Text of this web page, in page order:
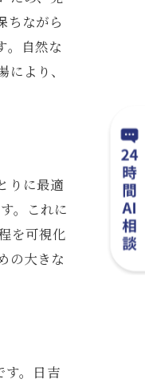
ちながら
。自然な
より、
りに最適
。これに
を可視化
の大きな
す。日吉